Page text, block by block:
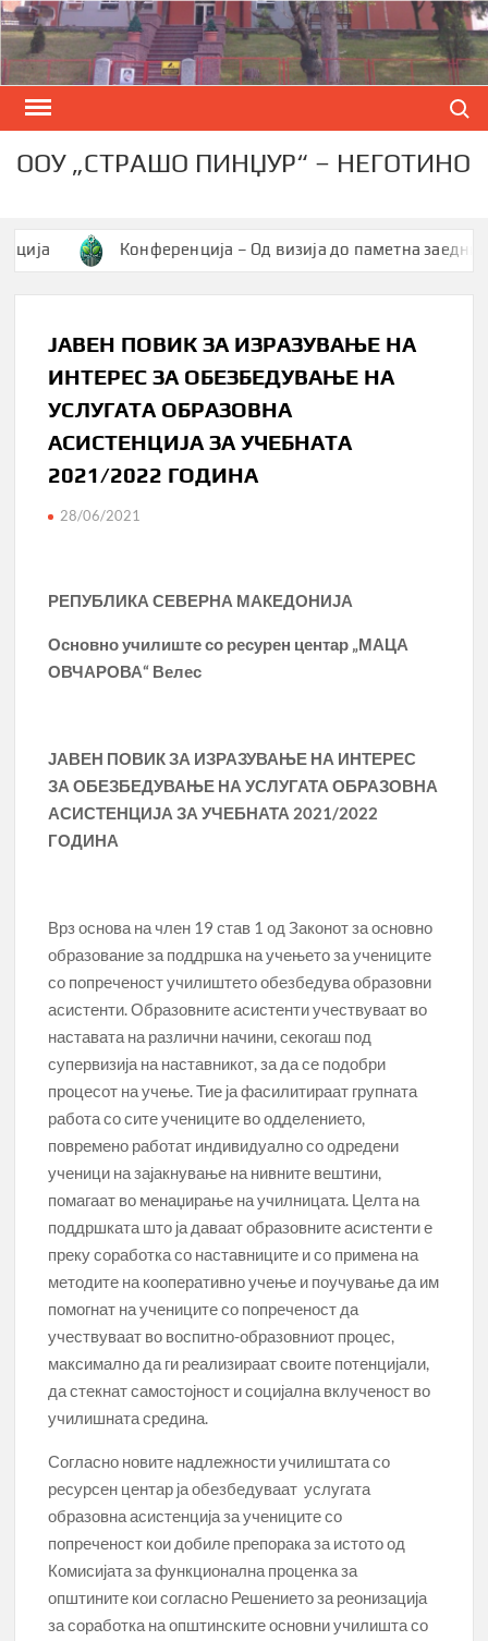
Skip
to
content
ООУ „СТРАШО ПИНЏУР“ – НЕГОТИНО
Конференција – Од визија до паметна заедница
ЈАВЕН ПОВИК ЗА ИЗРАЗУВАЊЕ НА
ИНТЕРЕС ЗА ОБЕЗБЕДУВАЊЕ НА
УСЛУГАТА ОБРАЗОВНА
АСИСТЕНЦИЈА ЗА УЧЕБНАТА
2021/2022 ГОДИНА
28/06/2021
РЕПУБЛИКА СЕВЕРНА МАКЕДОНИЈА
Основно училиште со ресурен центар „МАЦА
ОВЧАРОВА“ Велес
ЈАВЕН ПОВИКЗА ИЗРАЗУВАЊЕ НА ИНТЕРЕС
ЗА ОБЕЗБЕДУВАЊЕ НА УСЛУГАТА ОБРАЗОВНА
АСИСТЕНЦИЈА ЗА УЧЕБНАТА 2021/2022
ГОДИНА
Врз основа на член 19 став 1 од Законот за основно
образование за поддршка на учењето за учениците
со попреченост училиштето обезбедува образовни
асистенти. Образовните асистенти учествуваат во
наставата на различни начини, секогаш под
супервизија на наставникот, за да се подобри
процесот на учење. Тие ја фасилитираат групната
работа со сите учениците во одделението,
повремено работат индивидуално со одредени
ученици на зајакнување на нивните вештини,
помагаат во менаџирање на училницата. Целта на
поддршката што ја даваат образовните асистенти е
преку соработка со наставниците и со примена на
методите на кооперативно учење и поучување да им
помогнат на учениците со попреченост да
учествуваат во воспитно-образовниот процес,
максимално да ги реализираат своите потенцијали,
да стекнат самостојност и социјална вклученост во
училишната средина.
Согласно новите надлежности училиштата со
ресурсен центар ја обезбедуваат услугата
образовна асистенција за учениците со
попреченост кои добиле препорака за истото од
Комисијата за функционална проценка за
општините кои согласно Решението за реонизација
за соработка на општинските основни училишта со